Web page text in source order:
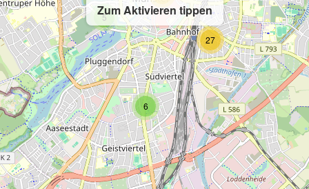
Zum Aktivieren tippen
6
27
5